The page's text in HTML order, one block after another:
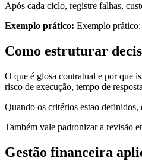
Após cada ciclo, registre falhas,
Exemplo prático: Exemplo prático:
Como estruturar
O que é glosa contratual e por que
risco de execução, tempo de
Quando os critérios estao definidos,
Também vale padronizar a revisão
Gestão financeira